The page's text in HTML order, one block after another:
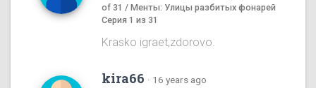
of 31 / Менты: Улицы разбитых фонарей
Серия 1 из 31
Krasko igraet,zdorovo.
kira66 · 16 years ago